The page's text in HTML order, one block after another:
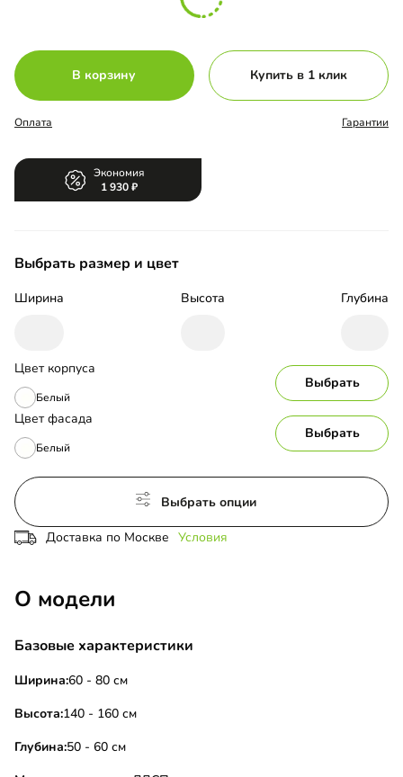
В корзину Купить в 1 клик
Оплата Гарантии
Экономия
1 930
Выбрать размер и цвет
Ширина Высота Глубина
Цвет корпуса
Белый
Выбрать
Цвет фасада
Белый
Выбрать
Выбрать опции
Доставка по Москве Условия
О модели
Базовые характеристики
Ширина:60 - 80 см
Высота:140 - 160 см
Глубина:50 - 60 см